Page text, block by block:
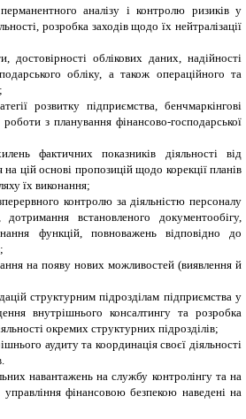
аналізу і контролю ризиків у
розробка заходів щодо їх нейтралізації
достовірності облікових даних, надійності
обліку, а також операційного та
розвитку підприємства, бенчмаркінгові
з планування фінансово-господарської
фактичних показників діяльності від
цій основі пропозицій щодо корекції планів
їх виконання;
контролю за діяльністю персоналу
встановленого документообігу,
функцій, повноважень відповідно до
на появу нових можливостей (виявлення й
структурним підрозділам підприємства у
внутрішнього консалтингу та розробка
окремих структурних підрозділів;
аудиту та координація своєї діяльності
навантажень на службу контролінгу та на
фінансовою безпекою наведені на